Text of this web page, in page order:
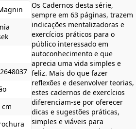
cm
Os Cadernos desta série,
sempre em 63 páginas, trazem
indicações mentalizadoras e
exercícios práticos para o
público interessado em
autoconhecimento e que
aprecia uma vida simples e
feliz. Mais do que fazer
reflexões e desenvolver teorias,
estes cadernos de exercícios
diferenciam-se por oferecer
dicas e sugestões práticas,
simples e viáveis para